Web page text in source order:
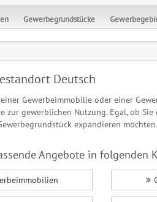
Gewerbegrundstücke
Deutsch
Gewerbeimmobilie oder einer
zur gewerblichen Nutzung. Egal, ob
expandieren
Angebote in folgenden